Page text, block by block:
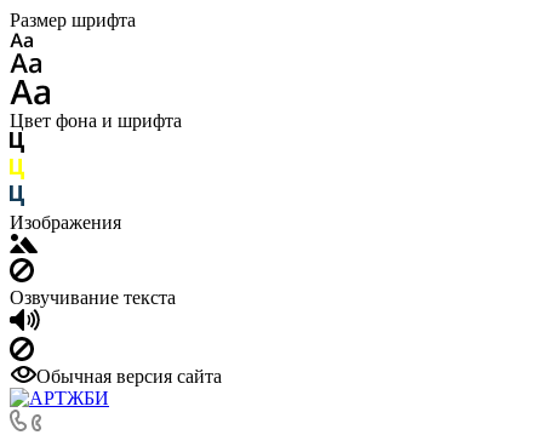
Размер шрифта
Цвет фона и шрифта
Изображения
Озвучивание текста
Обычная версия сайта